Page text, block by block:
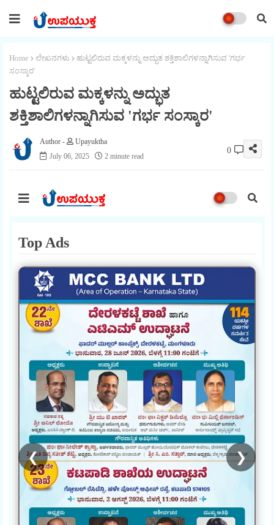
Home ಲೇಖನಗಳು
ಹುಟ್ಟಲಿರುವ ಮಕ್ಕಳನ್ನು ಅದ್ಭುತ ಶಕ್ತಿಶಾಲಿಗಳನ್ನಾಗಿಸುವ 'ಗರ್ಭ
ಸಂಸ್ಕಾರ'
ಹುಟ್ಟಲಿರುವ ಮಕ್ಕಳನ್ನು ಅದ್ಭುತ
ಶಕ್ತಿಶಾಲಿಗಳನ್ನಾಗಿಸುವ 'ಗರ್ಭ ಸಂಸ್ಕಾರ'
Upayuktha
July 06, 2025
2 minute read
0